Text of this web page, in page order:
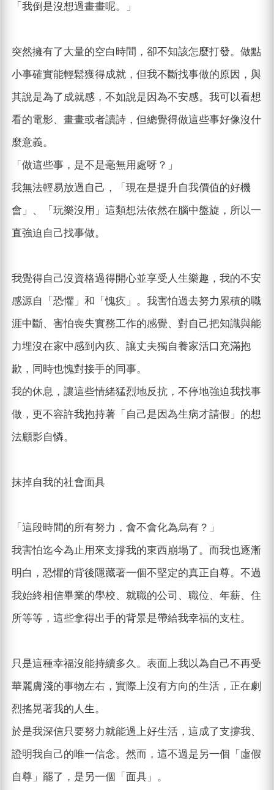
「我倒是沒想過畫畫呢。」
突然擁有了大量的空白時間，卻不知該怎麼打發。做點
小事確實能輕鬆獲得成就，但我不斷找事做的原因，與
其說是為了成就感，不如說是因為不安感。我可以看想
看的電影、畫畫或者讀詩，但總覺得做這些事好像沒什
麼意義。
「做這些事，是不是毫無用處呀？」
我無法輕易放過自己，「現在是提升自我價值的好機
會」、「玩樂沒用」這類想法依然在腦中盤旋，所以一
直強迫自己找事做。
我覺得自己沒資格過得開心並享受人生樂趣，我的不安
感源自「恐懼」和「愧疚」。我害怕過去努力累積的職
涯中斷、害怕喪失實務工作的感覺、對自己把知識與能
力埋沒在家中感到內疚、讓丈夫獨自養家活口充滿抱
歉，同時也愧對接手的同事。
我的休息，讓這些情緒猛烈地反抗，不停地強迫我找事
做，更不容許我抱持著「自己是因為生病才請假」的想
法顧影自憐。
抹掉自我的社會面具
「這段時間的所有努力，會不會化為烏有？」
我害怕迄今為止用來支撐我的東西崩塌了。而我也逐漸
明白，恐懼的背後隱藏著一個不堅定的真正自尊。不過
我始終相信畢業的學校、就職的公司、職位、年薪、住
所等等，這些拿得出手的背景是帶給我幸福的支柱。
只是這種幸福沒能持續多久。表面上我以為自己不再受
華麗膚淺的事物左右，實際上沒有方向的生活，正在劇
烈搖晃著我的人生。
於是我深信只要努力就能過上好生活，這成了支撐我、
證明我自己的唯一信念。然而，這不過是另一個「虛假
自尊」罷了，是另一個「面具」。